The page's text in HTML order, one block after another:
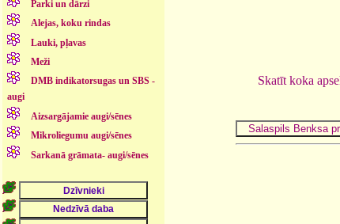
Parki un dārzi
Alejas, koku rindas
Lauki, pļavas
Meži
DMB indikatorsugas un SBS -
augi
Aizsargājamie augi/sēnes
Mikroliegumu augi/sēnes
Sarkanā grāmata- augi/sēnes
Skatīt koka